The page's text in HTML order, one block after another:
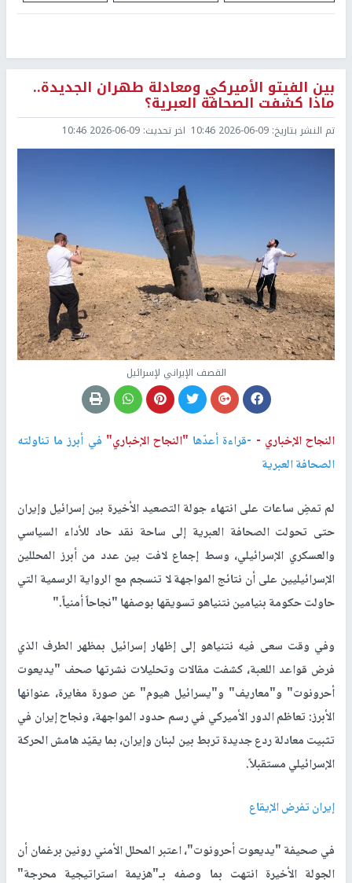
بين الفيتو الأميركي ومعادلة طهران الجديدة..
ماذا كشفت الصحافة العبرية؟
تم النشر بتاريخ: 2026-06-09 10:46 اخر تحديث: 2026-06-09 10:46
القصف الإيراني لإسرائيل
النجاح الإخباري - -قراءة أعدّها "النجاح الإخباري" في أبرز ما تناولته
الصحافة العبرية
لم تمضِ ساعات على انتهاء جولة التصعيد الأخيرة بين إسرائيل وإيران
حتى تحولت الصحافة العبرية إلى ساحة نقد حاد للأداء السياسي
والعسكري الإسرائيلي، وسط إجماع لافت بين عدد من أبرز المحللين
الإسرائيليين على أن نتائج المواجهة لا تنسجم مع الرواية الرسمية التي
حاولت حكومة بنيامين نتنياهو تسويقها بوصفها "نجاحاً أمنياً".
وفي وقت سعى فيه نتنياهو إلى إظهار إسرائيل بمظهر الطرف الذي
فرض قواعد اللعبة، كشفت مقالات وتحليلات نشرتها صحف "يديعوت
أحرونوت" و"معاريف" و"يسرائيل هيوم" عن صورة مغايرة، عنوانها
الأبرز: تعاظم الدور الأميركي في رسم حدود المواجهة، ونجاح إيران في
تثبيت معادلة ردع جديدة تربط بين لبنان وإيران، بما يقيّد هامش الحركة
الإسرائيلي مستقبلاً.
إيران تفرض الإيقاع
في صحيفة "يديعوت أحرونوت"، اعتبر المحلل الأمني رونين برغمان أن
الجولة الأخيرة انتهت بما وصفه بـ"هزيمة استراتيجية محرجة"